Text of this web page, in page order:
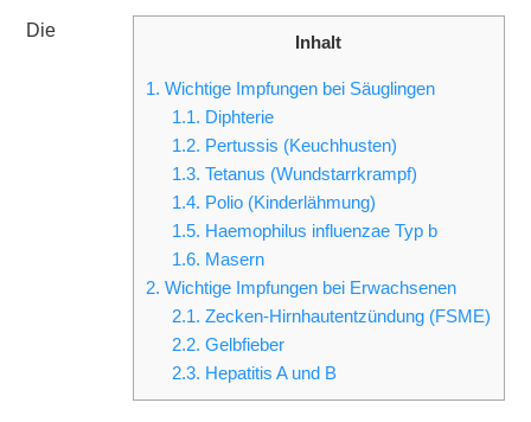
Inhalt
1. Wichtige Impfungen bei Säuglingen
1.1. Diphterie
1.2. Pertussis (Keuchhusten)
1.3. Tetanus (Wundstarrkrampf)
1.4. Polio (Kinderlähmung)
1.5. Haemophilus influenzae Typ b
1.6. Masern
2. Wichtige Impfungen bei Erwachsenen
2.1. Zecken-Hirnhautentzündung (FSME)
2.2. Gelbfieber
2.3. Hepatitis A und B
Die